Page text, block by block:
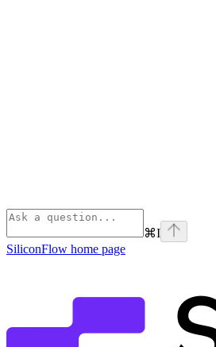
⌘I
SiliconFlow home page